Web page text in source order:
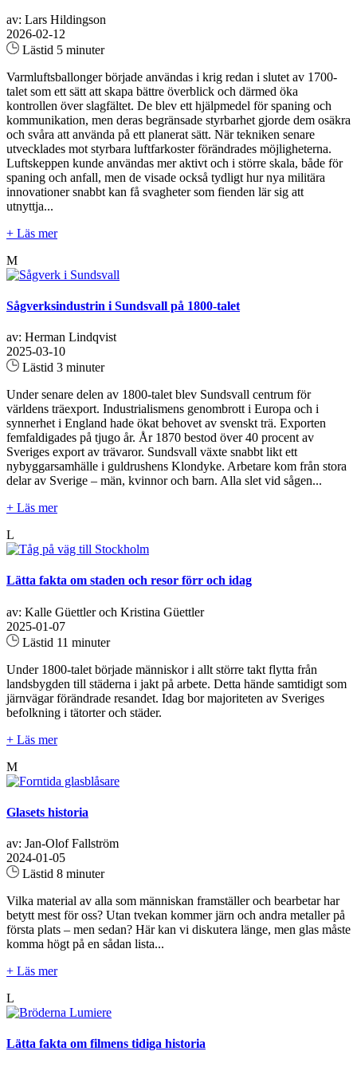
av: Lars Hildingson
2026-02-12
Lästid 5 minuter
Varmluftsballonger började användas i krig redan i slutet av 1700-
talet som ett sätt att skapa bättre överblick och därmed öka
kontrollen över slagfältet. De blev ett hjälpmedel för spaning och
kommunikation, men deras begränsade styrbarhet gjorde dem osäkra
och svåra att använda på ett planerat sätt. När tekniken senare
utvecklades mot styrbara luftfarkoster förändrades möjligheterna.
Luftskeppen kunde användas mer aktivt och i större skala, både för
spaning och anfall, men de visade också tydligt hur nya militära
innovationer snabbt kan få svagheter som fienden lär sig att
utnyttja...
+ Läs mer
M
Sågverksindustrin i Sundsvall på 1800-talet
av: Herman Lindqvist
2025-03-10
Lästid 3 minuter
Under senare delen av 1800-talet blev Sundsvall centrum för
världens träexport. Industrialismens genombrott i Europa och i
synnerhet i England hade ökat behovet av svenskt trä. Exporten
femfaldigades på tjugo år. År 1870 bestod över 40 procent av
Sveriges export av trävaror. Sundsvall växte snabbt likt ett
nybyggarsamhälle i guldrushens Klondyke. Arbetare kom från stora
delar av Sverige – män, kvinnor och barn. Alla slet vid sågen...
+ Läs mer
L
Lätta fakta om staden och resor förr och idag
av: Kalle Güettler och Kristina Güettler
2025-01-07
Lästid 11 minuter
Under 1800-talet började människor i allt större takt flytta från
landsbygden till städerna i jakt på arbete. Detta hände samtidigt som
järnvägar förändrade resandet. Idag bor majoriteten av Sveriges
befolkning i tätorter och städer.
+ Läs mer
M
Glasets historia
av: Jan-Olof Fallström
2024-01-05
Lästid 8 minuter
Vilka material av alla som människan framställer och bearbetar har
betytt mest för oss? Utan tvekan kommer järn och andra metaller på
första plats – men sedan? Här kan vi diskutera länge, men glas måste
komma högt på en sådan lista...
+ Läs mer
L
Lätta fakta om filmens tidiga historia